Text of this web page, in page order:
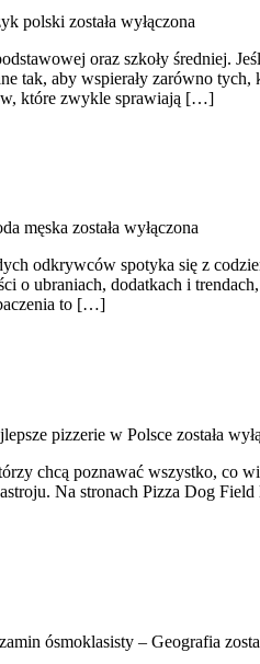
polski została wyłączona
oraz szkoły średniej.
tak, aby wspierały zarówno
które zwykle sprawiają […]
męska została wyłączona
odkrywców spotyka się z
o ubraniach, dodatkach i
to […]
pizzerie w Polsce została
chcą poznawać wszystko, co
Na stronach Pizza Dog
ósmoklasisty – Geografia